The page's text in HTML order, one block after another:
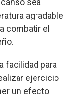
sea
agradable
combatir el
facilidad para
ejercicio
un efecto